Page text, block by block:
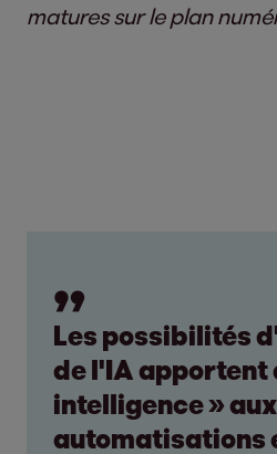
matures sur le plan
Les possibilités
de l'IA apportent
intelligence » aux
automatisations